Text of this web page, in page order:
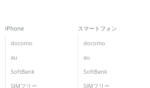
iPhone
docomo
au
SoftBank
SIMフリー
スマートフォン
docomo
au
SoftBank
SIMフリー